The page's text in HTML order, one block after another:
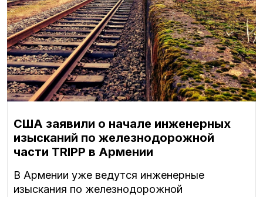
США заявили о начале инженерных
изысканий по железнодорожной
части TRIPP в Армении
В Армении уже ведутся инженерные
изыскания по железнодорожной